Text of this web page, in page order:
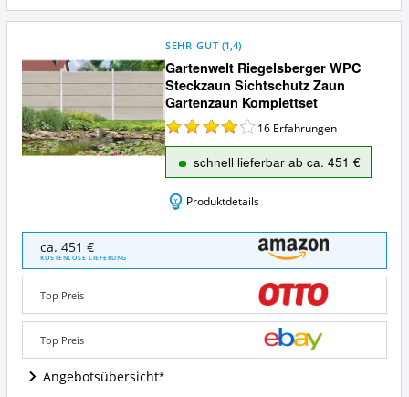
Gartenwelt Riegelsberger WPC
Steckzaun Sichtschutz Zaun
Gartenzaun Komplettset
SEHR GUT (1,4)
16 Erfahrungen
schnell lieferbar ab ca. 451 €
Produktdetails
Gartenwelt
Riegelsberger
WPC
Steckzaun
Sichtschutz
Zaun
Gartenzaun
Komplettset
Angebote:
Wo
ca. 451 €
KOSTENLOSE LIEFERUNG
Top Preis
Top Preis
Angebotsübersicht